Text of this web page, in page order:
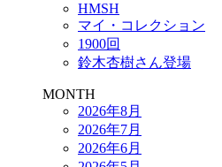
HMSH
マイ・コレクション
1900回
鈴木杏樹さん登場
MONTH
2026年8月
2026年7月
2026年6月